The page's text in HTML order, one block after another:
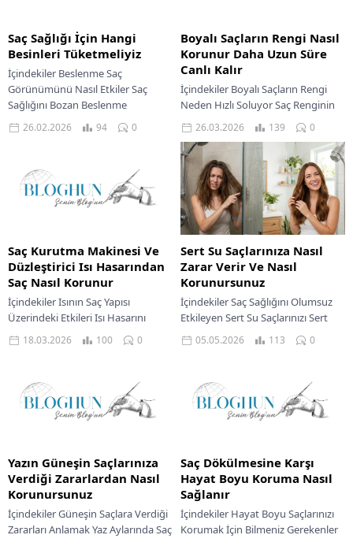
Saç Sağlığı İçin Hangi
Besinleri Tüketmeliyiz
İçindekiler Beslenme Saç
Görünümünü Nasıl Etkiler Saç
Sağlığını Bozan Beslenme
Eksiklikleri Saç Sağlığını
Destekleyen Temel Besinler Doğal
26.02.2026 94 0
Boyalı Saçların Rengi Nasıl
Korunur Daha Uzun Süre
Canlı Kalır
İçindekiler Boyalı Saçların Rengi
Neden Hızlı Soluyor Saç Renginin
Canlılığını Kaybetmesinin Temel
Nedenleri Renk Canlılığını Korumak
İçin Temel Bakım Boyalı...
26.03.2026 139 0
Saç Kurutma Makinesi Ve
Düzleştirici Isı Hasarından
Saç Nasıl Korunur
İçindekiler Isının Saç Yapısı
Üzerindeki Etkileri Isı Hasarını
Tetikleyen Yaygın Hatalar Isı
Uygulamasında Doğru Cihaz Ve
18.03.2026 100 0
Sert Su Saçlarınıza Nasıl
Zarar Verir Ve Nasıl
Korunursunuz
İçindekiler Saç Sağlığını Olumsuz
Etkileyen Sert Su Saçlarınızı Sert
Sudan Korumak İçin Çözümler
Doğal İçeriklerle Saç Bakımı Bitkisel
05.05.2026 113 0
Yazın Güneşin Saçlarınıza
Verdiği Zararlardan Nasıl
Korunursunuz
İçindekiler Güneşin Saçlara Verdiği
Zararları Anlamak Yaz Aylarında Saç
Saç Dökülmesine Karşı
Hayat Boyu Koruma Nasıl
Sağlanır
İçindekiler Hayat Boyu Saçlarınızı
Korumak İçin Bilmeniz Gerekenler